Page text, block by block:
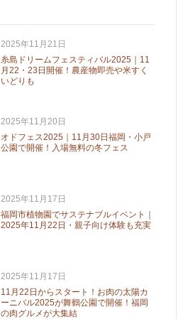
2025年11月21日
糸島ドリームフェスティバル2025｜11
月22・23日開催！農産物即売や米すく
いどりも
2025年11月20日
オドフェス2025｜11月30日福岡・小戸
公園で開催！入場無料の冬フェス
2025年11月17日
福岡市植物園でサステナブルイベント｜
2025年11月22日・親子向け体験も充実
2025年11月17日
11月22日からスタート！お肉の太陽カ
ーニバル2025が舞鶴公園で開催！福岡
の肉グルメが大集結